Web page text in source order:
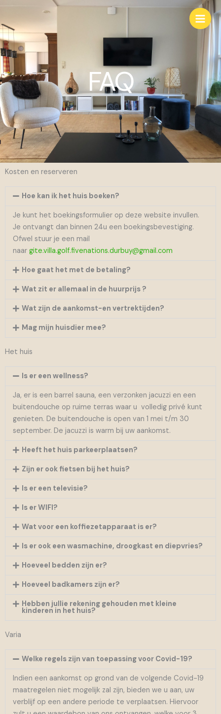
de
inhoud
Main
FAQ
Kosten en reserveren
Hoe kan ik het huis boeken?
Je kunt het boekingsformulier op deze website invullen.
Je ontvangt dan binnen 24u een boekingsbevestiging.
Ofwel stuur je een mail
naar gite.villa.golf.fivenations.durbuy@gmail.com
Hoe gaat het met de betaling?
Wat zit er allemaal in de huurprijs ?
Wat zijn de aankomst-en vertrektijden?
Mag mijn huisdier mee?
Het huis
Is er een wellness?
Ja, er is een barrel sauna, een verzonken jacuzzi en een
buitendouche op ruime terras waar u volledig privé kunt
genieten. De buitendouche is open van 1 mei t/m 30
september. De jacuzzi is warm bij uw aankomst.
Heeft het huis parkeerplaatsen?
Zijn er ook fietsen bij het huis?
Is er een televisie?
Is er WIFI?
Wat voor een koffiezetapparaat is er?
Is er ook een wasmachine, droogkast en diepvries?
Hoeveel bedden zijn er?
Hoeveel badkamers zijn er?
Hebben jullie rekening gehouden met kleine
kinderen in het huis?
Varia
Welke regels zijn van toepassing voor Covid-19?
Indien een aankomst op grond van de volgende Covid-19
maatregelen niet mogelijk zal zijn, bieden we u aan, uw
verblijf op een andere periode te verplaatsen. Hiervoor